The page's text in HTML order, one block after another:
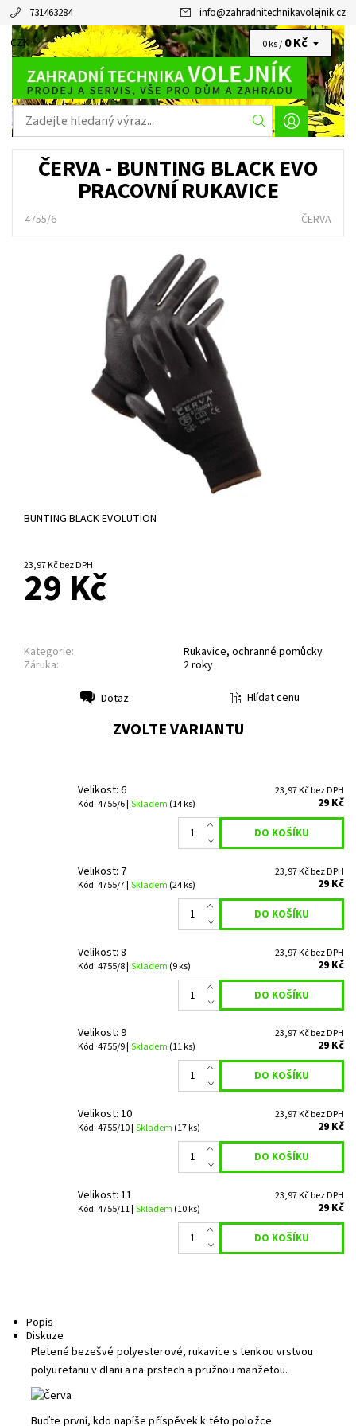
731463284 info@zahradnitechnikavolejnik.cz
CZK 0 ks / 0 Kč
ČERVA - BUNTING BLACK EVO
PRACOVNÍ RUKAVICE
4755/6 ČERVA
BUNTING BLACK EVOLUTION
23,97 Kč bez DPH
29 Kč
Kategorie:
Rukavice, ochranné pomůcky
Záruka:
2 roky
Dotaz Hlídat cenu
ZVOLTE VARIANTU
Velikost: 6
Kód: 4755/6 | Skladem (14 ks)
23,97 Kč bez DPH
29 Kč
Velikost: 7
Kód: 4755/7 | Skladem (24 ks)
23,97 Kč bez DPH
29 Kč
Velikost: 8
Kód: 4755/8 | Skladem (9 ks)
23,97 Kč bez DPH
29 Kč
Velikost: 9
Kód: 4755/9 | Skladem (11 ks)
23,97 Kč bez DPH
29 Kč
Velikost: 10
Kód: 4755/10 | Skladem (17 ks)
23,97 Kč bez DPH
29 Kč
Velikost: 11
Kód: 4755/11 | Skladem (10 ks)
23,97 Kč bez DPH
29 Kč
Popis
Diskuze
Pletené bezešvé polyesterové, rukavice s tenkou vrstvou
polyuretanu v dlani a na prstech a pružnou manžetou.
Buďte první, kdo napíše příspěvek k této položce.